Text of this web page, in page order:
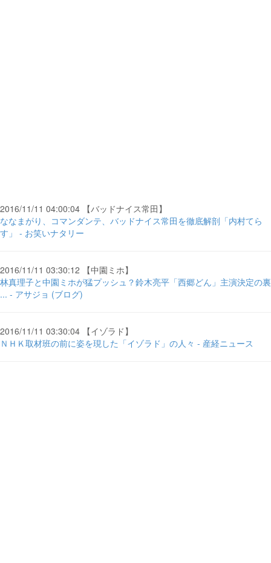
2016/11/11 04:00:04 【バッドナイス常田】
ななまがり、コマンダンテ、バッドナイス常田を徹底解剖「内村てら
す」 - お笑いナタリー
2016/11/11 03:30:12 【中園ミホ】
林真理子と中園ミホが猛プッシュ？鈴木亮平「西郷どん」主演決定の裏
... - アサジョ (ブログ)
2016/11/11 03:30:04 【イゾラド】
ＮＨＫ取材班の前に姿を現した「イゾラド」の人々 - 産経ニュース